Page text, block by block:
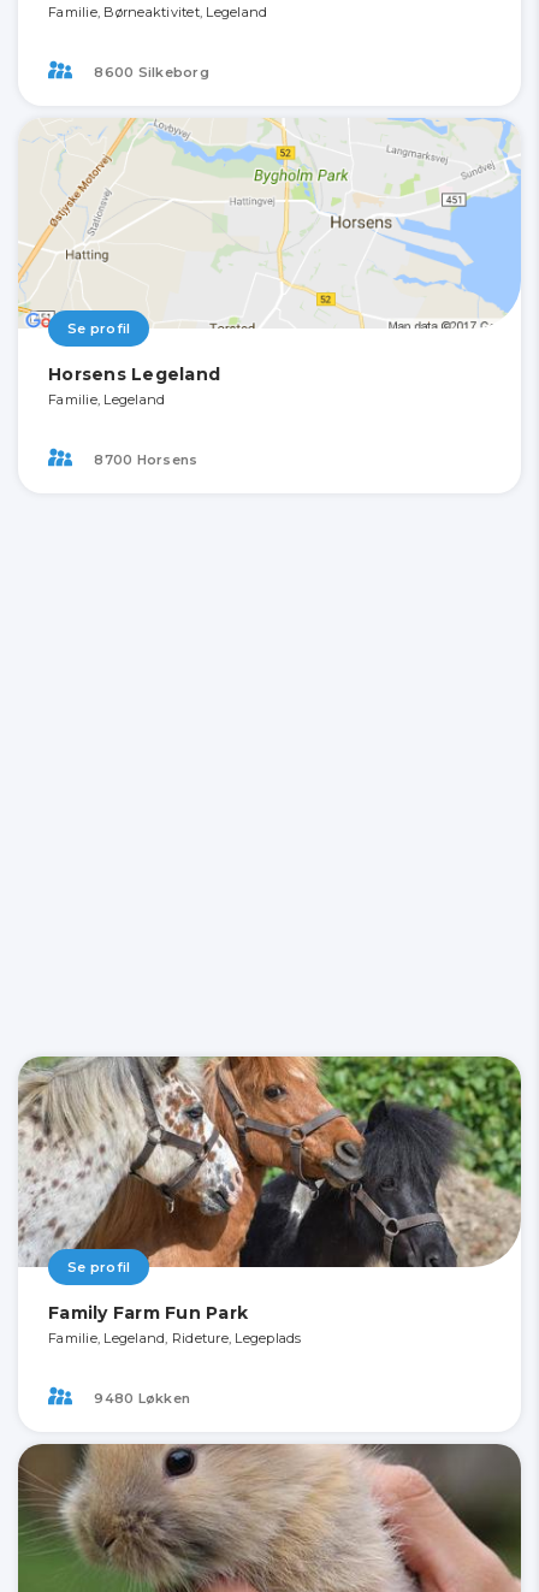
Familie, Børneaktivitet, Legeland
8600 Silkeborg
Se profil
Horsens Legeland
Familie, Legeland
8700 Horsens
Se profil
Family Farm Fun Park
Familie, Legeland, Rideture, Legeplads
9480 Løkken